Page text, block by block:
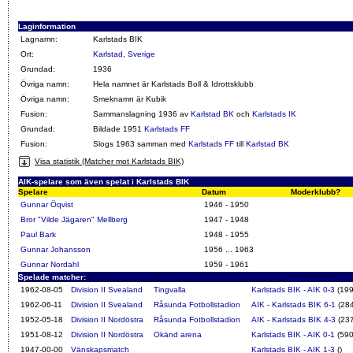
Laginformation
Lagnamn:
Karlstads BIK
Ort:
Karlstad
Sverige
Grundad:
1936
Övriga namn:
Hela namnet är Karlstads Boll & Idrottsklubb
Övriga namn:
Smeknamn är Kubik
Fusion:
Sammanslagning 1936 av Karlstad BK och Karlstads IK
Grundad:
Bildade 1951 Karlstads FF
Fusion:
Slogs 1963 samman med Karlstads FF till Karlstad BK
Visa statistik (Matcher mot Karlstads BIK)
AIK-spelare som även spelat i Karlstads BIK
Spelare
Datum
Moderklubb?
Gunnar Öqvist
1946 - 1950
Bror "Vilde Jägaren" Mellberg
1947 - 1948
Paul Bark
1948 - 1955
Gunnar Johansson
1956 ... 1963
Gunnar Nordahl
1959 - 1961
Spelade matcher:
1962-08-05
Division II Svealand Tingvalla Karlstads BIK - AIK 0-3
1962-06-11
Division II Svealand Råsunda Fotbollstadion AIK - Karlstads BIK 6-1
1952-05-18
Division II Nordöstra Råsunda Fotbollstadion AIK - Karlstads BIK 4-3
1951-08-12
Division II Nordöstra Okänd arena Karlstads BIK - AIK 0-1
1947-00-00
Vänskapsmatch Karlstads BIK - AIK 1-3 ()